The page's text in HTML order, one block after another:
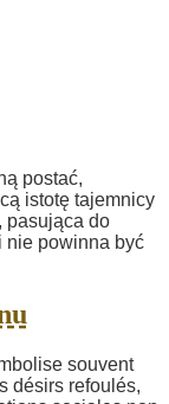
souvent
désirs refoulés,